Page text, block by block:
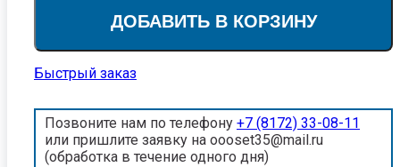
ДОБАВИТЬ В КОРЗИНУ
Быстрый заказ
Позвоните нам по телефону +7 (8172) 33-08-11
или пришлите заявку на oooset35@mail.ru
(обработка в течение одного дня)